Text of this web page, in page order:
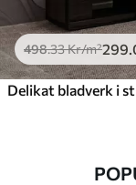
498.33Kr/m²299
Delikat bladverk i